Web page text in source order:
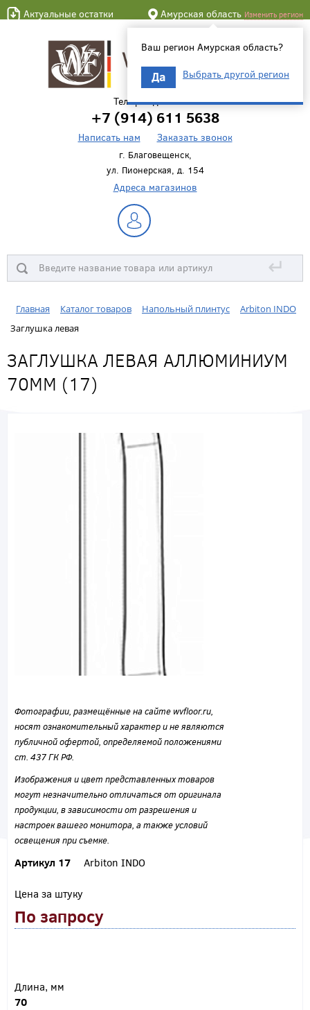
Актуальные остатки Амурская область Изменить регион
Ваш регион Амурская область?
Да Выбрать другой регион
Телефон для связи
+7 (914) 611 5638
Написать нам Заказать звонок
г. Благовещенск,
ул. Пионерская, д. 154
Адреса магазинов
↵
Главная Каталог товаров Напольный плинтус
Arbiton INDO
Заглушка левая
ЗАГЛУШКА ЛЕВАЯ АЛЛЮМИНИУМ
70ММ (17)
Фотографии, размещённые на сайте wvfloor.ru,
носят ознакомительный характер и не являются
публичной офертой, определяемой положениями
ст. 437 ГК РФ.
Изображения и цвет представленных товаров
могут незначительно отличаться от оригинала
продукции, в зависимости от разрешения и
настроек вашего монитора, а также условий
освещения при съемке.
Артикул 17 Arbiton INDO
Цена за штуку
По запросу
Длина, мм
70